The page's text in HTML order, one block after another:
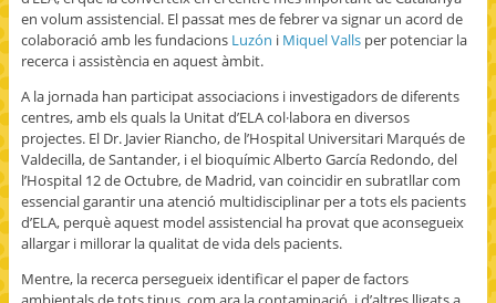
en volum assistencial. El passat mes de febrer va signar un acord de
colaboració amb les fundacions Luzón i Miquel Vallsper potenciar la
recerca i assistència en aquest àmbit.
A la jornada han participat associacions i investigadors de diferents
centres, amb els quals la Unitat d’ELA col·labora en diversos
projectes. El Dr. Javier Riancho, de l’Hospital Universitari Marqués de
Valdecilla, de Santander, i el bioquímic Alberto García Redondo, del
l’Hospital 12 de Octubre, de Madrid, van coincidir en subratllar com
essencial garantir una atenció multidisciplinar per a tots els pacients
d’ELA, perquè aquest model assistencial ha provat que aconsegueix
allargar i millorar la qualitat de vida dels pacients.
Mentre, la recerca persegueix identificar el paper de factors